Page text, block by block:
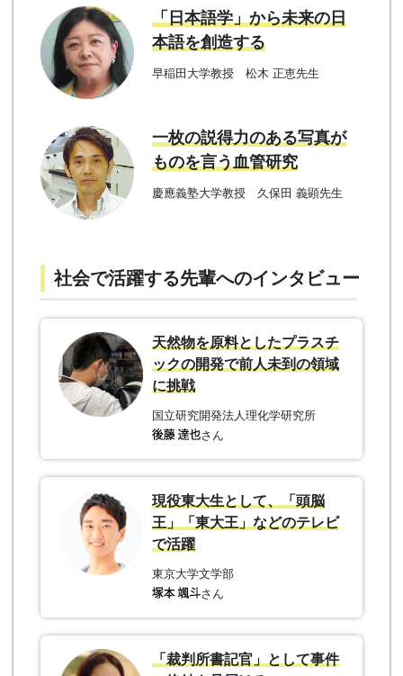
「日本語学」から未来の日
本語を創造する
早稲田大学教授 松木 正恵先生
一枚の説得力のある写真が
ものを言う血管研究
慶應義塾大学教授 久保田 義顕先生
社会で活躍する先輩へのインタビュー
天然物を原料としたプラスチ
ックの開発で前人未到の領域
に挑戦
国立研究開発法人理化学研究所
さん
現役東大生として、「頭脳
王」「東大王」などのテレビ
で活躍
東京大学文学部
さん
「裁判所書記官」として事件